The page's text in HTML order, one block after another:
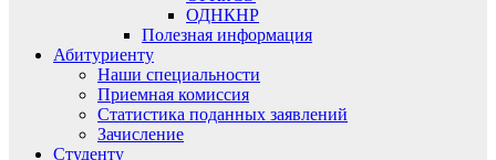
ОДНКНР
Полезная информация
Абитуриенту
Наши специальности
Приемная комиссия
Статистика поданных заявлений
Зачисление
Студенту